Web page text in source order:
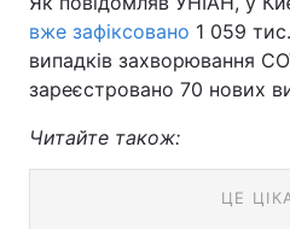
вже зафіксовано 1 059
випадків захворювання
зареєстровано 70 нових
Читайте також: